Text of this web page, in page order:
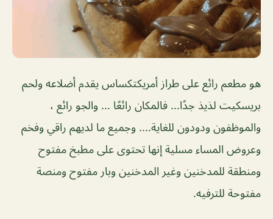
هو مطعم رائع على طراز أمريكتكساس يقدم أضلاعه ولحم
بريسكيت لذيذ جدًا… فالمكان رائعًا … والجو رائع ،
والموظفون ودودون للغاية…. وجميع ما لديهم راقي وفخم
وعروض المساء مسلية إنها تحتوى على مطبخ مفتوح
ومنطقة للمدخنين وغير المدخنين وبار مفتوح ومنصة
مفتوحة للترفيه.